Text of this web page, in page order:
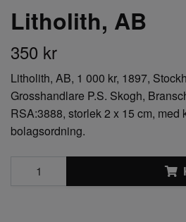
Litholith, AB
350 kr
Litholith, AB, 1 000 kr, 1897,
Grosshandlare P.S. Skogh,
RSA:3888, storlek 2 x 15 cm, med
bolagsordning.